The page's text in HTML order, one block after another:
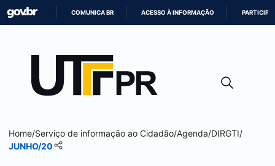
CONTEÚDO
COMUNICA BR ACESSO À INFORMAÇÃO PARTICIPE
Home/Serviço de informação ao Cidadão/Agenda/DIRGTI/
JUNHO/20